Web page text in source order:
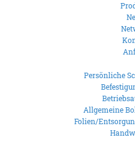
Persönliche
Allgemeine
Folien/